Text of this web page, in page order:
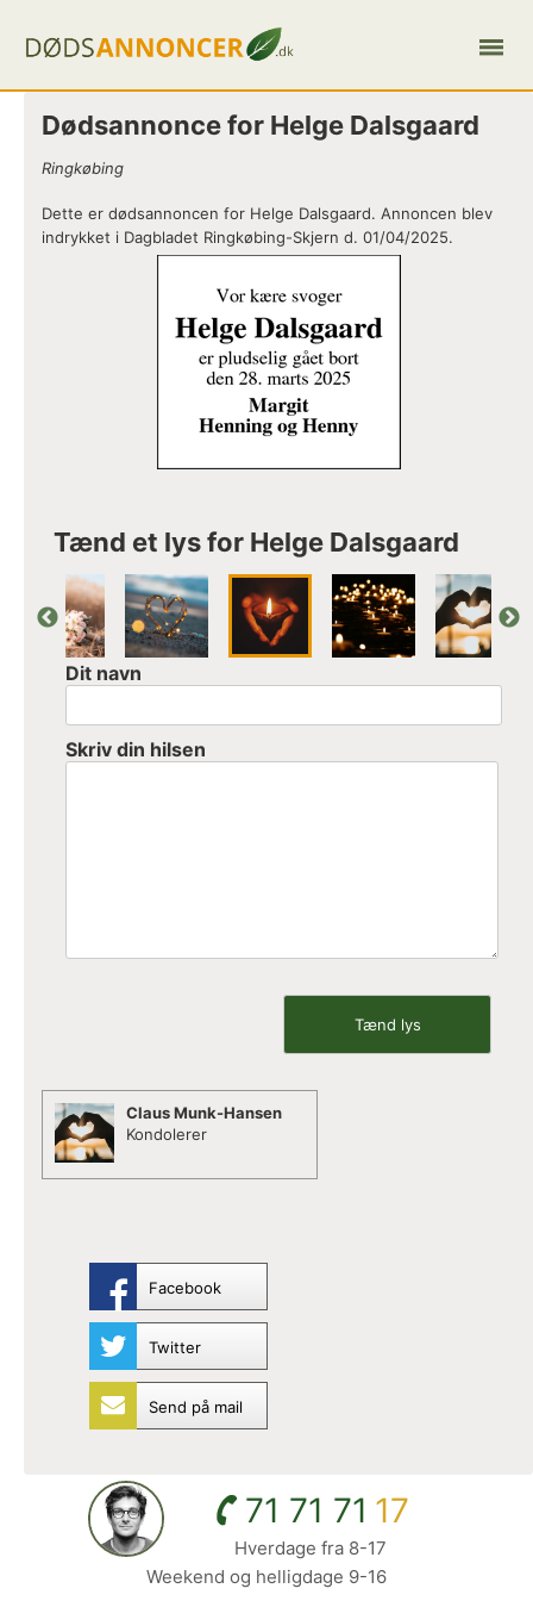
Dødsannonce for Helge Dalsgaard
Ringkøbing
Facebook
Twitter
Send på mail
Dette er dødsannoncen for Helge Dalsgaard. Annoncen blev
indrykket i Dagbladet Ringkøbing-Skjern d. 01/04/2025.
Tænd et lys for Helge Dalsgaard
Dit navn
Skriv din hilsen
Claus Munk-Hansen
Kondolerer
71 71 71 17
Hverdage fra 8-17
Weekend og helligdage 9-16